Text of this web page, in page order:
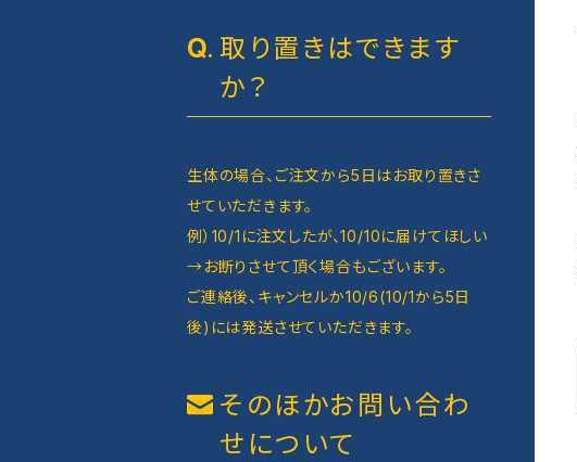
取り置きはできます
か？
生体の場合、ご注文から5日はお取り置きさ
せていただきます。
例）10/1に注文したが、10/10に届けてほしい
→お断りさせて頂く場合もございます。
ご連絡後、キャンセルか10/6(10/1から5日
後)には発送させていただきます。
そのほかお問い合わ
せについて